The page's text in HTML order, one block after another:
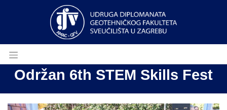
Održan 6th STEM Skills Fest